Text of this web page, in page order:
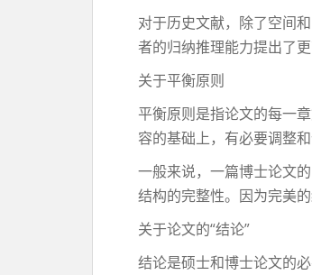
对于历史文献，除了空间
者的归纳推理能力提出了
关于平衡原则
平衡原则是指论文的每一
容的基础上，有必要调整
一般来说，一篇博士论文
结构的完整性。因为完美
关于论文的“结论”
结论是硕士和博士论文的